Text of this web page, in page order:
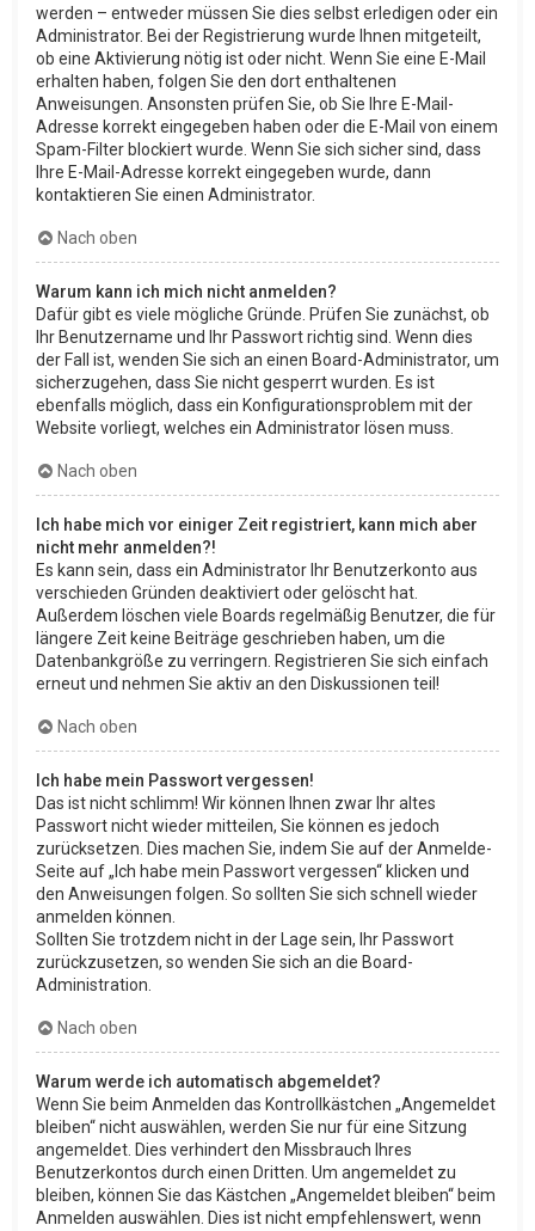
werden – entweder müssen Sie dies selbst erledigen oder ein
Administrator. Bei der Registrierung wurde Ihnen mitgeteilt,
ob eine Aktivierung nötig ist oder nicht. Wenn Sie eine E-Mail
erhalten haben, folgen Sie den dort enthaltenen
Anweisungen. Ansonsten prüfen Sie, ob Sie Ihre E-Mail-
Adresse korrekt eingegeben haben oder die E-Mail von einem
Spam-Filter blockiert wurde. Wenn Sie sich sicher sind, dass
Ihre E-Mail-Adresse korrekt eingegeben wurde, dann
kontaktieren Sie einen Administrator.
Nach oben
Warum kann ich mich nicht anmelden?
Dafür gibt es viele mögliche Gründe. Prüfen Sie zunächst, ob
Ihr Benutzername und Ihr Passwort richtig sind. Wenn dies
der Fall ist, wenden Sie sich an einen Board-Administrator, um
sicherzugehen, dass Sie nicht gesperrt wurden. Es ist
ebenfalls möglich, dass ein Konfigurationsproblem mit der
Website vorliegt, welches ein Administrator lösen muss.
Nach oben
Ich habe mich vor einiger Zeit registriert, kann mich aber
nicht mehr anmelden?!
Es kann sein, dass ein Administrator Ihr Benutzerkonto aus
verschieden Gründen deaktiviert oder gelöscht hat.
Außerdem löschen viele Boards regelmäßig Benutzer, die für
längere Zeit keine Beiträge geschrieben haben, um die
Datenbankgröße zu verringern. Registrieren Sie sich einfach
erneut und nehmen Sie aktiv an den Diskussionen teil!
Nach oben
Ich habe mein Passwort vergessen!
Das ist nicht schlimm! Wir können Ihnen zwar Ihr altes
Passwort nicht wieder mitteilen, Sie können es jedoch
zurücksetzen. Dies machen Sie, indem Sie auf der Anmelde-
Seite auf „Ich habe mein Passwort vergessen“ klicken und
den Anweisungen folgen. So sollten Sie sich schnell wieder
anmelden können.
Sollten Sie trotzdem nicht in der Lage sein, Ihr Passwort
zurückzusetzen, so wenden Sie sich an die Board-
Administration.
Nach oben
Warum werde ich automatisch abgemeldet?
Wenn Sie beim Anmelden das Kontrollkästchen „Angemeldet
bleiben“ nicht auswählen, werden Sie nur für eine Sitzung
angemeldet. Dies verhindert den Missbrauch Ihres
Benutzerkontos durch einen Dritten. Um angemeldet zu
bleiben, können Sie das Kästchen „Angemeldet bleiben“ beim
Anmelden auswählen. Dies ist nicht empfehlenswert, wenn